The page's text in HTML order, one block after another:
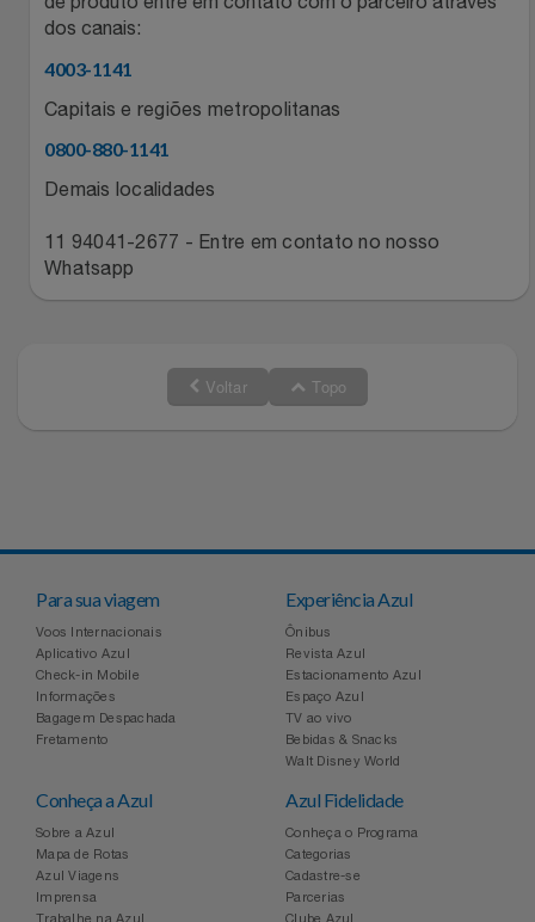
Relógios
Vestuário
Stanley Pmi
Top Store
Três Corações
dos canais:
4003-1141
Capitais e regiões metropolitanas
0800-880-1141
Demais localidades
11 94041-2677 - Entre em contato no nosso
Whatsapp
Voltar Topo
Para sua viagem
Voos Internacionais
Aplicativo Azul
Check-in Mobile
Informações
Bagagem Despachada
Fretamento
Experiência Azul
Ônibus
Revista Azul
Estacionamento Azul
Espaço Azul
TV ao vivo
Bebidas & Snacks
Walt Disney World
Conheça a Azul
Sobre a Azul
Mapa de Rotas
Azul Viagens
Imprensa
Trabalhe na Azul
Azul Fidelidade
Conheça o Programa
Categorias
Cadastre-se
Parcerias
Clube Azul